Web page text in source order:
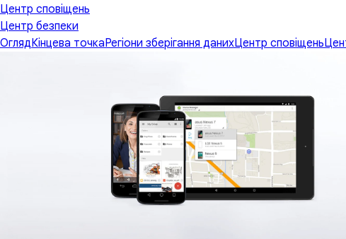
Центр сповіщень
Центр безпеки
ОглядКінцева точкаРегіони зберігання данихЦентр сповіщень